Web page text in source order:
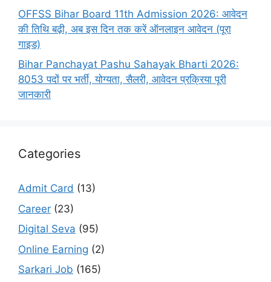
OFFSS Bihar Board 11th Admission 2026: आवेदन
की तिथि बढ़ी, अब इस दिन तक करें ऑनलाइन आवेदन (पूरा
गाइड)
Bihar Panchayat Pashu Sahayak Bharti 2026:
8053 पदों पर भर्ती, योग्यता, सैलरी, आवेदन प्रक्रिया पूरी
जानकारी
Categories
Admit Card (13)
Career (23)
Digital Seva (95)
Online Earning (2)
Sarkari Job (165)